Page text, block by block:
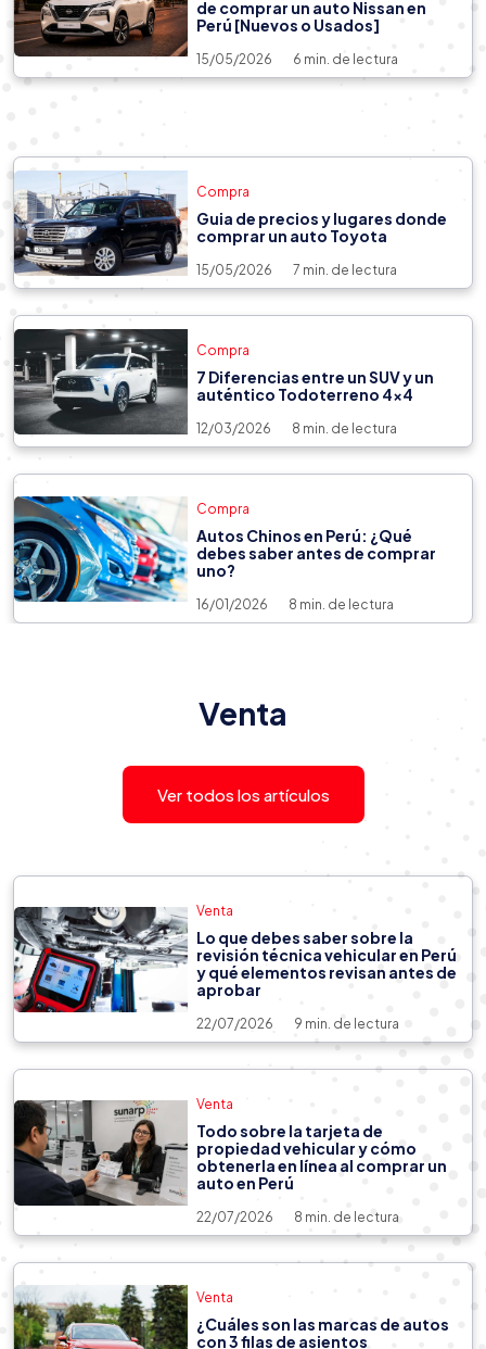
de comprar un auto Nissan en
Perú [Nuevos o Usados]
15/05/2026 6 min. de lectura
que debes saber sobre su ficha y
precio de venta
Compra
Guia de precios y lugares donde
comprar un auto Toyota
15/05/2026 7 min. de lectura
Compra
7 Diferencias entre un SUV y un
auténtico Todoterreno 4x4
12/03/2026 8 min. de lectura
Compra
Autos Chinos en Perú: ¿Qué
debes saber antes de comprar
uno?
16/01/2026 8 min. de lectura
Venta
Ver todos los artículos
¿Qué es el SOAT y por qué es
de vehículos tenga contratado
Venta
Lo que debes saber sobre la
revisión técnica vehicular en Perú
y qué elementos revisan antes de
aprobar
22/07/2026 9 min. de lectura
Venta
Todo sobre la tarjeta de
propiedad vehicular y cómo
obtenerla en línea al comprar un
auto en Perú
22/07/2026 8 min. de lectura
Venta
¿Cuáles son las marcas de autos
con 3 filas de asientos
Venta 14/04/2026 6 min. de lectura